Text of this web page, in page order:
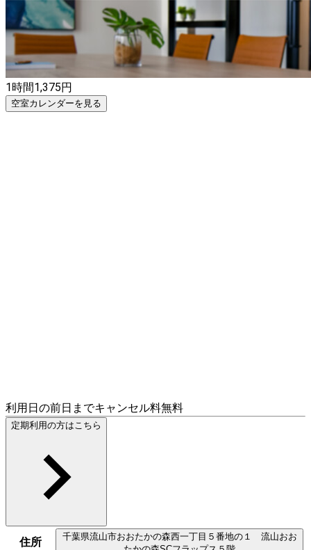
1時間1,375円
空室カレンダーを見る
利用日の前日までキャンセル料無料
定期利用の方はこちら
住所 千葉県流山市おおたかの森西一丁目５番地の１ 流山おお